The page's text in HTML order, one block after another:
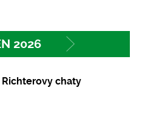
2026
chaty